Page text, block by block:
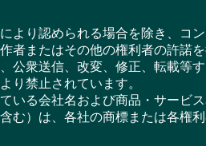
より認められる場合を除き、コ
者またはその他の権利者の許諾
公衆送信、改変、修正、転載等
り禁止されています。
いる会社名および商品・サービ
む）は、各社の商標または各権